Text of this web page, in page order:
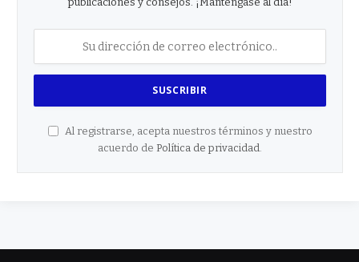
Al registrarse, acepta nuestros términos y nuestro
acuerdo de Política de privacidad.